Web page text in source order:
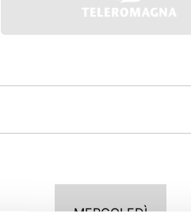
MERCOLEDÌ